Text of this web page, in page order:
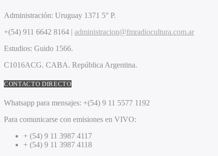
Administración: Uruguay 1371 5° P.
+(54) 911 6642 8164 | administracion@fmradiocultura.com.ar
Estudios: Guido 1566.
C1016ACG. CABA. República Argentina.
CONTACTO DIRECTO
Whatsapp para mensajes: +(54) 9 11 5577 1192
Para comunicarse con emisiones en VIVO:
+ (54) 9 11 3987 4117
+ (54) 9 11 3987 4118